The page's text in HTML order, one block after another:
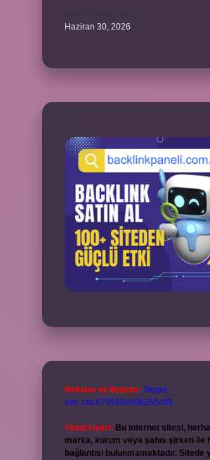
Haziran 30, 2026
Reklam ve İletişim: Skype:
live:.cid.575569c608265c69
Yasal Uyarı: Bu internet sitesi,
marka, kurum veya şahıs şirketi ile
bağlantısı bulunmamaktadır. Sitede